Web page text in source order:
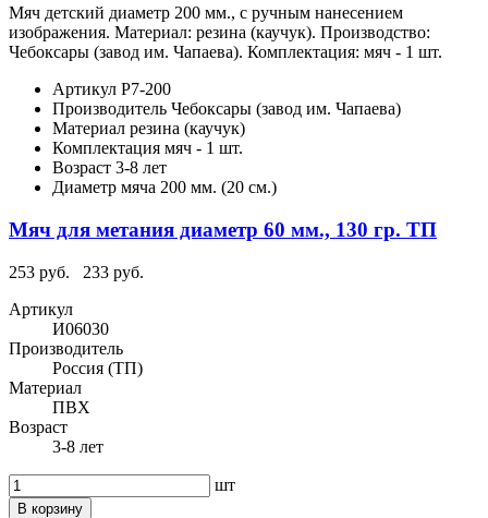
Мяч детский диаметр 200 мм., с ручным нанесением
изображения. Материал: резина (каучук). Производство:
Чебоксары (завод им. Чапаева). Комплектация: мяч - 1 шт.
Артикул Р7-200
Производитель Чебоксары (завод им. Чапаева)
Материал резина (каучук)
Комплектация мяч - 1 шт.
Возраст 3-8 лет
Диаметр мяча 200 мм. (20 см.)
Мяч для метания диаметр 60 мм., 130 гр. ТП
253 руб.
233 руб.
Артикул
И06030
Производитель
Россия (ТП)
Материал
ПВХ
Возраст
3-8 лет
шт
В корзину